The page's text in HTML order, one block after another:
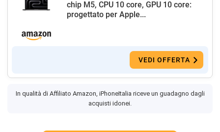
chip M5, CPU 10 core, GPU 10 core:
progettato per Apple...
VEDI OFFERTA
In qualità di Affiliato Amazon, iPhoneItalia riceve un guadagno dagli
acquisti idonei.